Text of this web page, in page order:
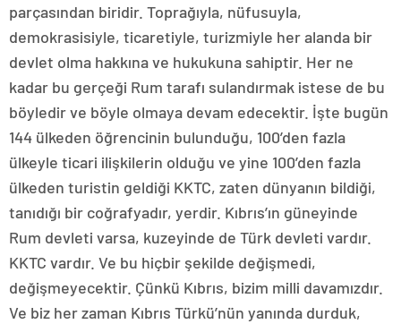
parçasından biridir. Toprağıyla, nüfusuyla,
demokrasisiyle, ticaretiyle, turizmiyle her alanda bir
devlet olma hakkına ve hukukuna sahiptir. Her ne
kadar bu gerçeği Rum tarafı sulandırmak istese de bu
böyledir ve böyle olmaya devam edecektir. İşte bugün
144 ülkeden öğrencinin bulunduğu, 100’den fazla
ülkeyle ticari ilişkilerin olduğu ve yine 100’den fazla
ülkeden turistin geldiği KKTC, zaten dünyanın bildiği,
tanıdığı bir coğrafyadır, yerdir. Kıbrıs’ın güneyinde
Rum devleti varsa, kuzeyinde de Türk devleti vardır.
KKTC vardır. Ve bu hiçbir şekilde değişmedi,
değişmeyecektir. Çünkü Kıbrıs, bizim milli davamızdır.
Ve biz her zaman Kıbrıs Türkü’nün yanında durduk,